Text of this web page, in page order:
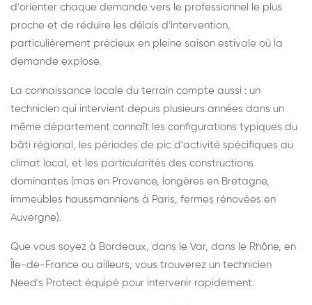
d'orienter chaque demande vers le professionnel le plus
proche et de réduire les délais d'intervention,
particulièrement précieux en pleine saison estivale où la
demande explose.
La connaissance locale du terrain compte aussi : un
technicien qui intervient depuis plusieurs années dans un
même département connaît les configurations typiques du
bâti régional, les périodes de pic d'activité spécifiques au
climat local, et les particularités des constructions
dominantes (mas en Provence, longères en Bretagne,
immeubles haussmanniens à Paris, fermes rénovées en
Auvergne).
Que vous soyez à Bordeaux, dans le Var, dans le Rhône, en
Île-de-France ou ailleurs, vous trouverez un technicien
Need's Protect équipé pour intervenir rapidement.